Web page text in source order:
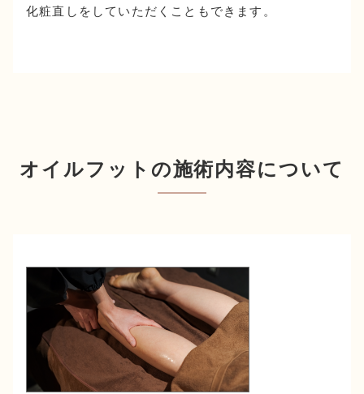
化粧直しをしていただくこともできます。
オイルフットの施術内容について